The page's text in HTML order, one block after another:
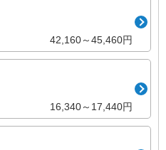
42,160～45,460円
16,340～17,440円